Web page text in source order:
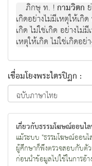
ภิกษุ ท. !กามวิตก
เกิดอย่างไม่มีเหตุให้เกิด
เกิด ไม่ใช่เกิด อย่างไม่
เหตุให้เกิด ไม่ใช่เกิดอย่
เชื่อมโยงพระไตรปิฏก :
เกี่ยวกับธรรมโฆษณ์ออนไ
แม้ระบบ "ธรรมโฆษณ์ออน
ผู้ศึกษาก็พึงตรวจสอบกับตั
ก่อนนำข้อมูลไปใช้ในการอ้า